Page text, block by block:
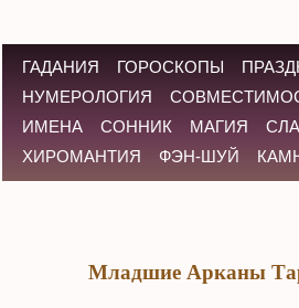
ГАДАНИЯ ГОРОСКОПЫ
НУМЕРОЛОГИЯ
ИМЕНА
СОННИК МАГИЯ
ХИРОМАНТИЯ
ФЭН-ШУЙ
Младшие Арканы